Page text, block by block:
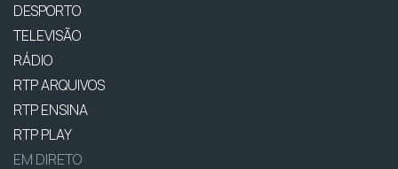
DESPORTO
TELEVISÃO
RÁDIO
RTP ARQUIVOS
RTP ENSINA
RTP PLAY
EM DIRETO